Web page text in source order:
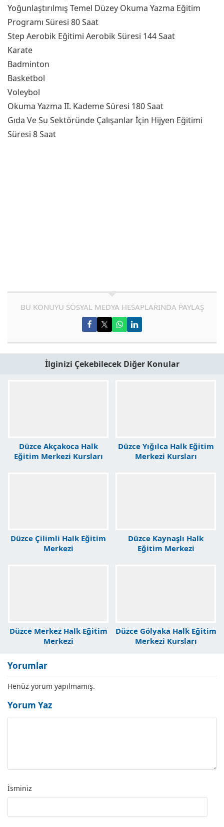
Yoğunlaştırılmış Temel Düzey Okuma Yazma Eğitim
Programı Süresi 80 Saat
Step Aerobik Eğitimi Aerobik Süresi 144 Saat
Karate
Badminton
Basketbol
Voleybol
Okuma Yazma II. Kademe Süresi 180 Saat
Gıda Ve Su Sektöründe Çalışanlar İçin Hijyen Eğitimi
Süresi 8 Saat
BU KONUYU SOSYAL MEDYA HESAPLARINDA PAYLAŞ
İlginizi Çekebilecek Diğer Konular
Düzce Akçakoca Halk
Eğitim Merkezi Kursları
Düzce Yığılca Halk Eğitim
Merkezi Kursları
Düzce Çilimli Halk Eğitim
Merkezi
Düzce Kaynaşlı Halk
Eğitim Merkezi
Düzce Merkez Halk Eğitim
Merkezi
Düzce Gölyaka Halk Eğitim
Merkezi Kursları
Yorumlar
Henüz yorum yapılmamış.
Yorum Yaz
İsminiz